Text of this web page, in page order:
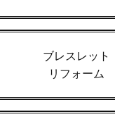
ブレスレット
リフォーム